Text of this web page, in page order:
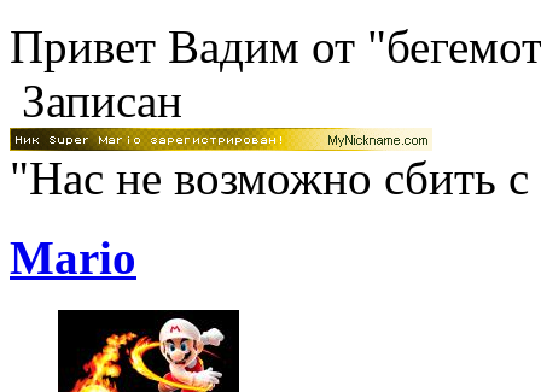
Привет Вадим от
Записан
"Нас не возможно сбить
Mario